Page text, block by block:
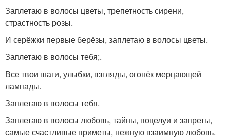
Заплетаю в волосы цветы, трепетность сирени,
страстность розы.
И серёжки первые берёзы, заплетаю в волосы цветы.
Заплетаю в волосы тебя;.
Все твои шаги, улыбки, взгляды, огонёк мерцающей
лампады.
Заплетаю в волосы тебя.
Заплетаю в волосы любовь, тайны, поцелуи и запреты,
самые счастливые приметы, нежную взаимную любовь.